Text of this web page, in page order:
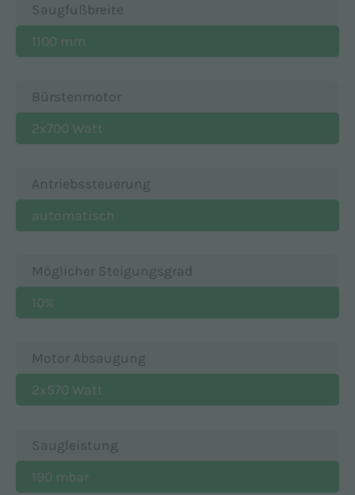
Saugfußbreite
1100 mm
Bürstenmotor
2x700 Watt
Antriebssteuerung
automatisch
Möglicher Steigungsgrad
10%
Motor Absaugung
2x570 Watt
Saugleistung
190 mbar